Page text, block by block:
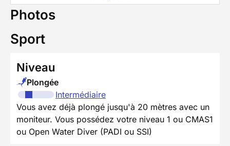
Photos
Sport
Niveau
Plongée
Intermédiaire
Vous avez déjà plongé jusqu'à 20 mètres avec un
moniteur. Vous possédez votre niveau 1 ou CMAS1
ou Open Water Diver (PADI ou SSI)